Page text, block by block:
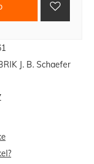
J. B. Schaefer